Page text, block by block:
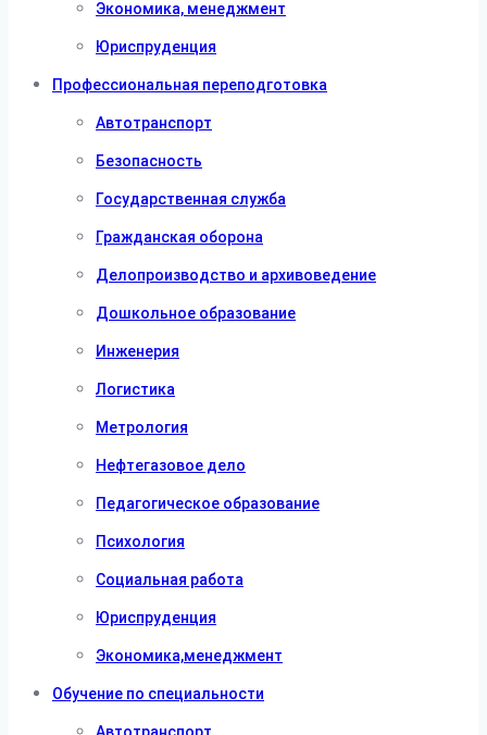
Экономика, менеджмент
Юриспруденция
Профессиональная переподготовка
Автотранспорт
Безопасность
Государственная служба
Гражданская оборона
Делопроизводство и архивоведение
Дошкольное образование
Инженерия
Логистика
Метрология
Нефтегазовое дело
Педагогическое образование
Психология
Социальная работа
Юриспруденция
Экономика,менеджмент
Обучение по специальности